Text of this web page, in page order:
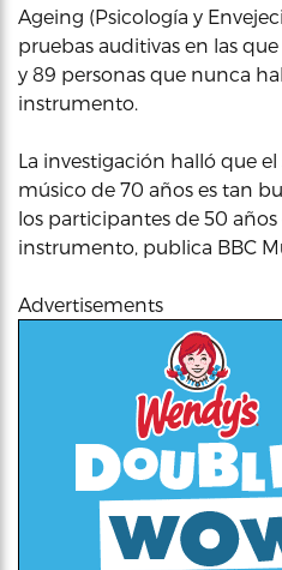
Ageing (Psicología y
pruebas auditivas en las
y 89 personas que nunca
instrumento.
La investigación halló que
músico de 70 años es tan
los participantes de 50
instrumento, publica BBC
Advertisements